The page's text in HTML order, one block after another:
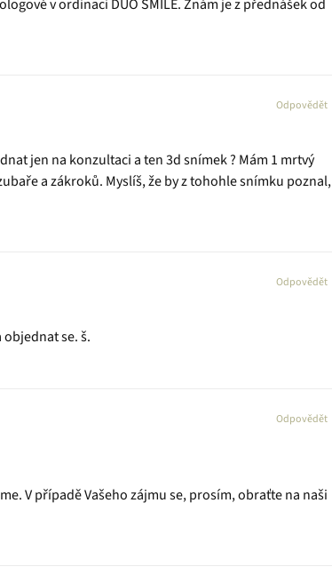
v ordinaci DUO SMILE. Znám je z přednášek od
jen na konzultaci a ten 3d snímek ? Mám 1 mrtvý
a zákroků. Myslíš, že by z tohohle snímku poznal,
Odpovědět
se. š.
Odpovědět
V případě Vašeho zájmu se, prosím, obraťte na naši
Odpovědět